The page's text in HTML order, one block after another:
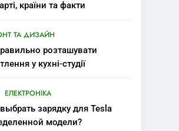
країни та факти
ТА ДИЗАЙН
розташувати
у кухні-студії
ЕЛЕКТРОНІКА
зарядку для Tesla
модели?